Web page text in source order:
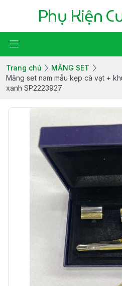
Phụ Kiện
Trang chủ
MĂNG SET
Măng set nam mẫu kẹp cà vạt +
xanh SP2223927